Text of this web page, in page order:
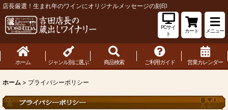
店長厳選！生まれ年のワインにオリジナルメッセージの刻印
PCサイ
ト
カート メニュー
ホーム ジャンル別に選ぶ 商品検索 ご利用ガイド 営業カレンダー
ホーム > プライバシーポリシー